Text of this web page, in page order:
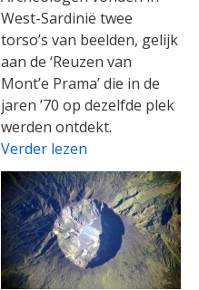
West-Sardinië twee
torso’s van beelden, gelijk
aan de ‘Reuzen van
Mont’e Prama’ die in de
jaren ’70 op dezelfde plek
werden ontdekt.
Verder lezen